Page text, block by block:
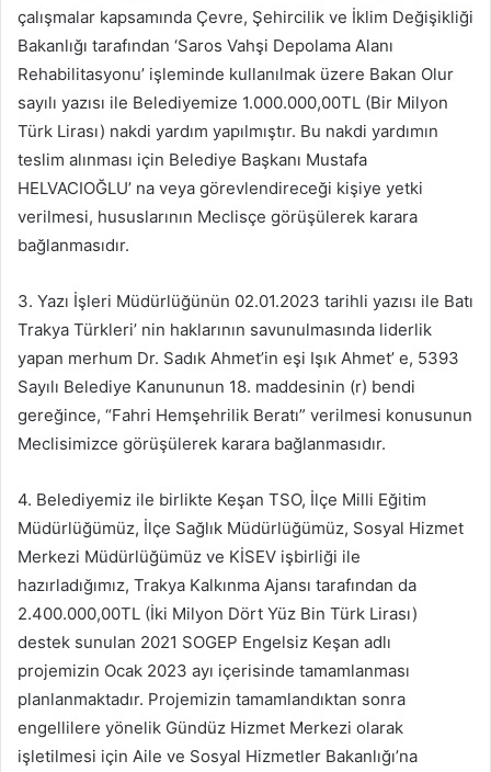
çalışmalar kapsamında Çevre, Şehircilik ve İklim Değişikliği
Bakanlığı tarafından ‘Saros Vahşi Depolama Alanı
Rehabilitasyonu’ işleminde kullanılmak üzere Bakan Olur
sayılı yazısı ile Belediyemize 1.000.000,00TL (Bir Milyon
Türk Lirası) nakdi yardım yapılmıştır. Bu nakdi yardımın
teslim alınması için Belediye Başkanı Mustafa
HELVACIOĞLU’ na veya görevlendireceği kişiye yetki
verilmesi, hususlarının Meclisçe görüşülerek karara
bağlanmasıdır.
3. Yazı İşleri Müdürlüğünün 02.01.2023 tarihli yazısı ile Batı
Trakya Türkleri’ nin haklarının savunulmasında liderlik
yapan merhum Dr. Sadık Ahmet’in eşi Işık Ahmet’ e, 5393
Sayılı Belediye Kanununun 18. maddesinin (r) bendi
gereğince, “Fahri Hemşehrilik Beratı” verilmesi konusunun
Meclisimizce görüşülerek karara bağlanmasıdır.
4. Belediyemiz ile birlikte Keşan TSO, İlçe Milli Eğitim
Müdürlüğümüz, İlçe Sağlık Müdürlüğümüz, Sosyal Hizmet
Merkezi Müdürlüğümüz ve KİSEV işbirliği ile
hazırladığımız, Trakya Kalkınma Ajansı tarafından da
2.400.000,00TL (İki Milyon Dört Yüz Bin Türk Lirası)
destek sunulan 2021 SOGEP Engelsiz Keşan adlı
projemizin Ocak 2023 ayı içerisinde tamamlanması
planlanmaktadır. Projemizin tamamlandıktan sonra
engellilere yönelik Gündüz Hizmet Merkezi olarak
işletilmesi için Aile ve Sosyal Hizmetler Bakanlığı’na